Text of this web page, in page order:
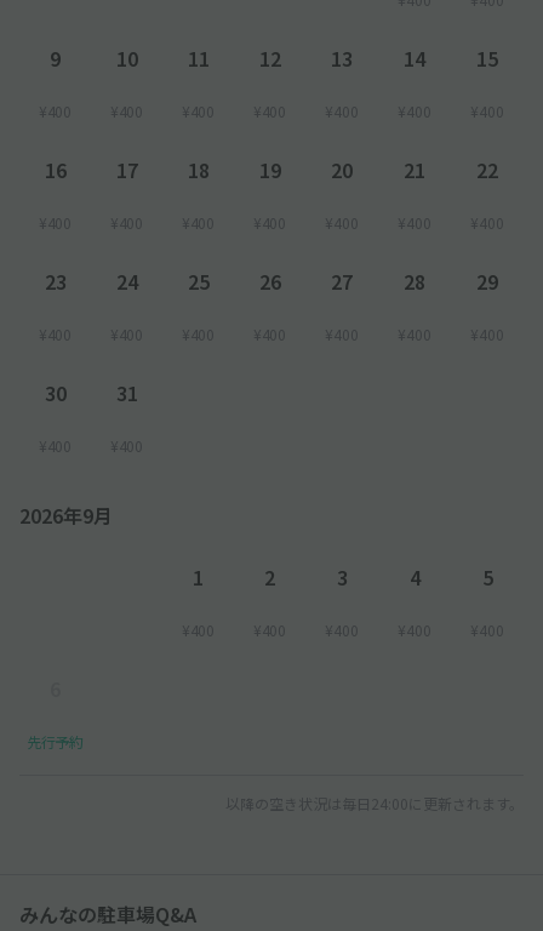
9
¥400
10
¥400
11
¥400
12
¥400
13
¥400
14
¥400
15
¥400
16
¥400
17
¥400
18
¥400
19
¥400
20
¥400
21
¥400
22
¥400
23
¥400
24
¥400
25
¥400
26
¥400
27
¥400
28
¥400
29
¥400
30
¥400
31
¥400
2026年9月
1
¥400
2
¥400
3
¥400
4
¥400
5
¥400
先行予約
以降の空き状況は毎日24:00に更新されます。
みんなの駐車場Q&A